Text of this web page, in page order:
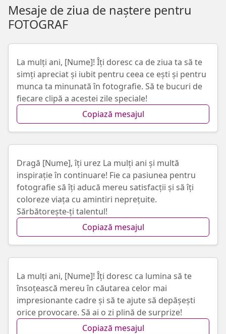
Mesaje de ziua de naștere pentru
FOTOGRAF
La mulți ani, [Nume]! Îți doresc ca de ziua ta să te
simți apreciat și iubit pentru ceea ce ești și pentru
munca ta minunată în fotografie. Să te bucuri de
fiecare clipă a acestei zile speciale!
Copiază mesajul
Dragă [Nume], îți urez La mulți ani și multă
inspirație în continuare! Fie ca pasiunea pentru
fotografie să îți aducă mereu satisfacții și să îți
coloreze viața cu amintiri neprețuite.
Sărbătorește-ți talentul!
Copiază mesajul
La mulți ani, [Nume]! Îți doresc ca lumina să te
însoțească mereu în căutarea celor mai
impresionante cadre și să te ajute să depășești
orice provocare. Să ai o zi plină de surprize!
Copiază mesajul